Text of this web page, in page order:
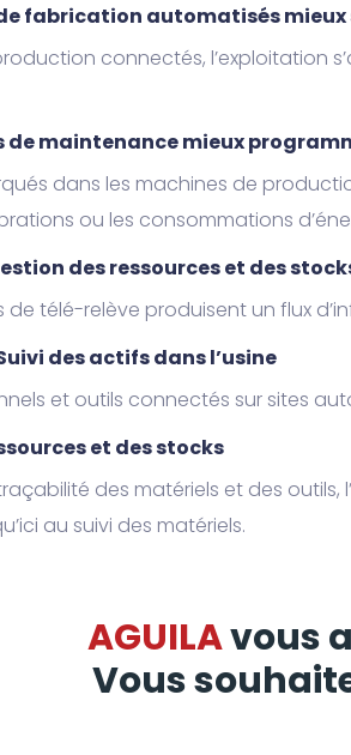
fabrication automatisés
connectés, l’exploitation
de maintenance mieux
dans les machines de
ou les consommations
des ressources et des
de télé-relève produisent un flux
des actifs dans l’usine
et outils connectés sur sites
et des stocks
des matériels et des
au suivi des matériels.
AGUILAvous
Vous